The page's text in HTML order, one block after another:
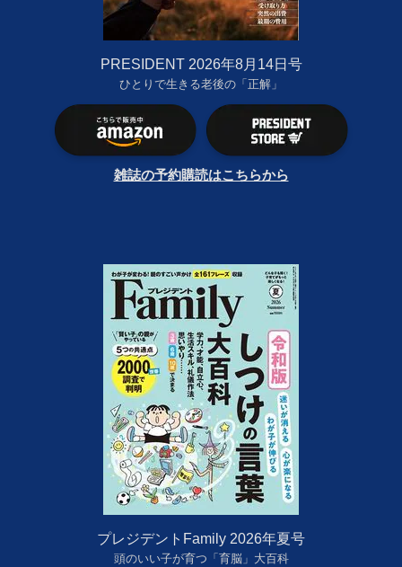
PRESIDENT 2026年8月14日号
ひとりで生きる老後の「正解」
雑誌の予約購読はこちらから
プレジデントFamily 2026年夏号
頭のいい子が育つ「育脳」大百科